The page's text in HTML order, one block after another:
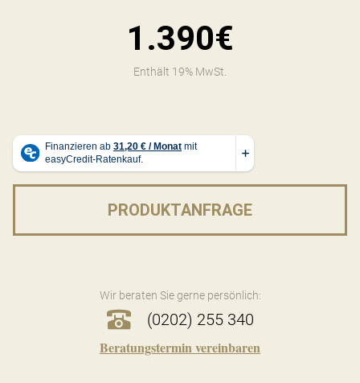
1.390€
Enthält 19% MwSt.
PRODUKTANFRAGE
Wir beraten Sie gerne persönlich:
(0202) 255 340
Beratungstermin vereinbaren